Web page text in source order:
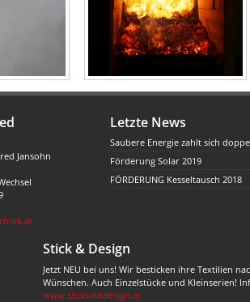
Jansohn
Letzte News
Saubere Energie zahlt sich
Förderung Solar 2019
FÖRDERUNG Kesseltausch 2018
Stick & Design
Jetzt NEU bei uns! Wir besticken ihre Textilien
Wünschen. Auch Einzelstücke und Kleinserien!
www.stickunddesign.at